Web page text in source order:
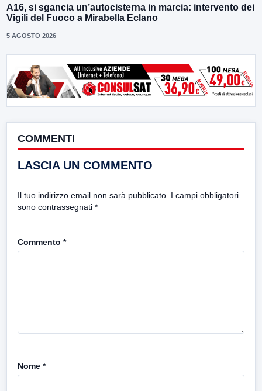
A16, si sgancia un’autocisterna in marcia: intervento dei
Vigili del Fuoco a Mirabella Eclano
5 AGOSTO 2026
COMMENTI
LASCIA UN COMMENTO
Il tuo indirizzo email non sarà pubblicato. I campi obbligatori
sono contrassegnati *
Commento *
Nome *